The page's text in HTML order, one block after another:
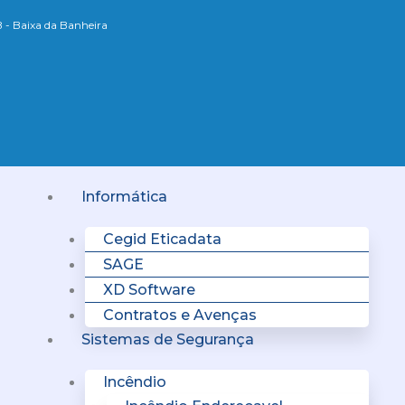
- Baixa da Banheira
Informática
Cegid Eticadata
SAGE
XD Software
Contratos e Avenças
Sistemas de Segurança
Incêndio
Menu